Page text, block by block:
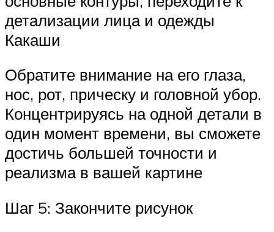
детализации лица и одежды
Какаши
Обратите внимание на его глаза,
нос, рот, прическу и головной убор.
Концентрируясь на одной детали в
один момент времени, вы сможете
достичь большей точности и
реализма в вашей картине
Шаг 5: Закончите рисунок